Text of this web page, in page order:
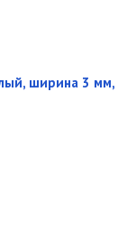
ширина 3 мм,